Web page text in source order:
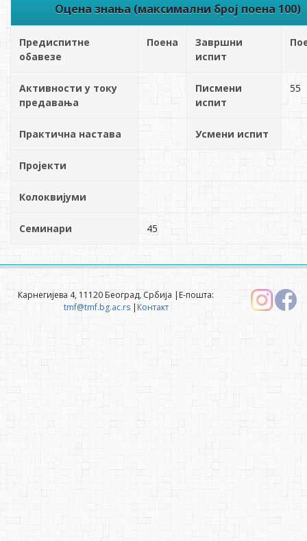
Оцена знања (максимални број поена 100)
Предиспитне
обавезе
Поена
Завршни
испит
Активности у току
предавања
Писмени
испит
55
Практична настава Усмени испит
Пројекти
Колоквијуми
Семинари 45
Карнегијева 4, 11120 Београд, Србија |Е-пошта:
tmf@tmf.bg.ac.rs| Контакт